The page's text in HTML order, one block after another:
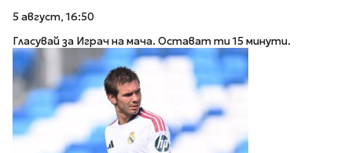
5 август, 16:50
Гласувай за Играч на мача. Остават ти 15 минути.